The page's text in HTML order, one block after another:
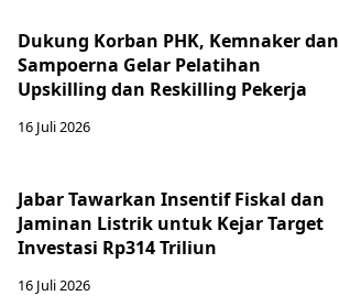
Dukung Korban PHK, Kemnaker dan
Sampoerna Gelar Pelatihan
Upskilling dan Reskilling Pekerja
16 Juli 2026
Jabar Tawarkan Insentif Fiskal dan
Jaminan Listrik untuk Kejar Target
Investasi Rp314 Triliun
16 Juli 2026